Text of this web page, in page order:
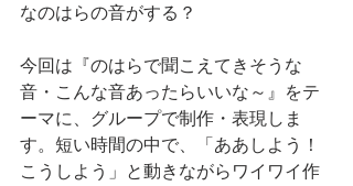
なのはらの音がする？
今回は『のはらで聞こえてきそうな
音・こんな音あったらいいな～』をテ
ーマに、グループで制作・表現しま
す。短い時間の中で、「ああしよう！
こうしよう」と動きながらワイワイ作